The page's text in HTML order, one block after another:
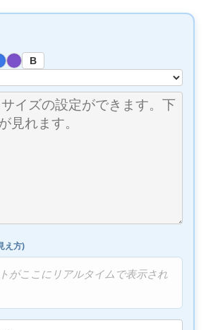
B
え方)
がここにリアルタイムで表示され